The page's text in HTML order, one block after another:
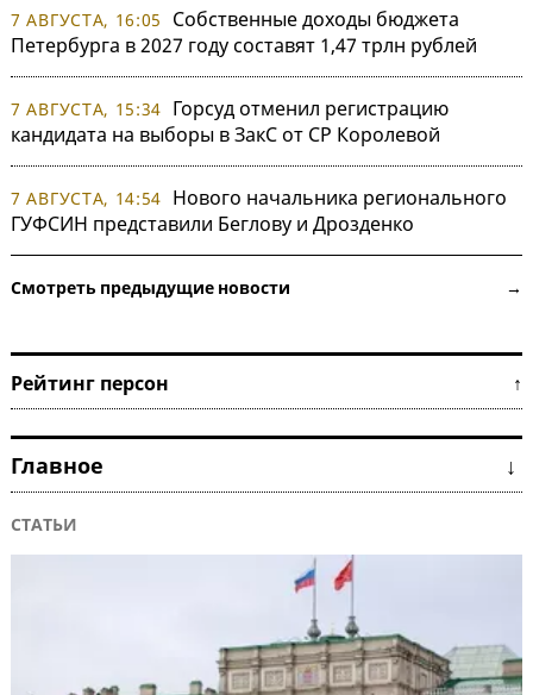
7 АВГУСТА, 16:05
Собственные доходы бюджета
Петербурга в 2027 году составят 1,47 трлн рублей
7 АВГУСТА, 15:34 Горсуд отменил регистрацию
кандидата на выборы в ЗакС от СР Королевой
7 АВГУСТА, 14:54 Нового начальника регионального
ГУФСИН представили Беглову и Дрозденко
Смотреть предыдущие новости →
Рейтинг персон ↑
Главное ↓
СТАТЬИ